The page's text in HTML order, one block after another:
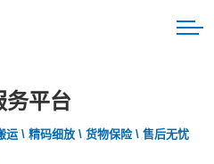
务平台
运 \ 精码细放 \ 货物保险 \ 售后无忧